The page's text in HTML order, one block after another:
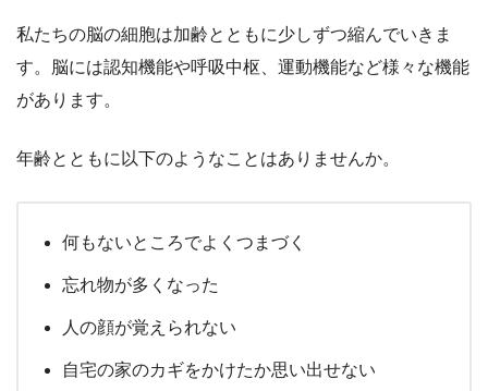
私たちの脳の細胞は加齢とともに少しずつ縮んでいきま
す。脳には認知機能や呼吸中枢、運動機能など様々な機能
があります。
年齢とともに以下のようなことはありませんか。
何もないところでよくつまづく
忘れ物が多くなった
人の顔が覚えられない
自宅の家のカギをかけたか思い出せない